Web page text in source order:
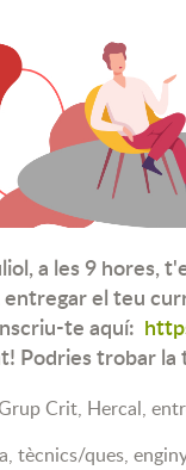
a les 9 hores,
el teu
te aquí:
Podries trobar la
Crit, Hercal,
tècnics/ques,